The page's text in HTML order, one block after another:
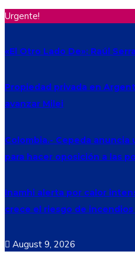
Urgente!
«El Otro Lado De»: Raúl
Propiedad privada en
avanzar Milei
Colombia.- Cepeda anuncia
para hacer oposición a las
Inamhi alerta por calor
crece el riesgo de
August 9, 2026